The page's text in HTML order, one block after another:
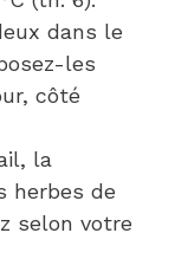
dans le
les
côté
la
herbes de
selon votre